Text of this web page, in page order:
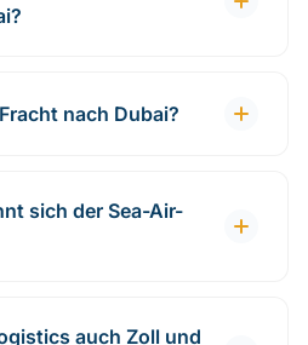
nach Dubai?
sich der Sea-Air-
auch Zoll und